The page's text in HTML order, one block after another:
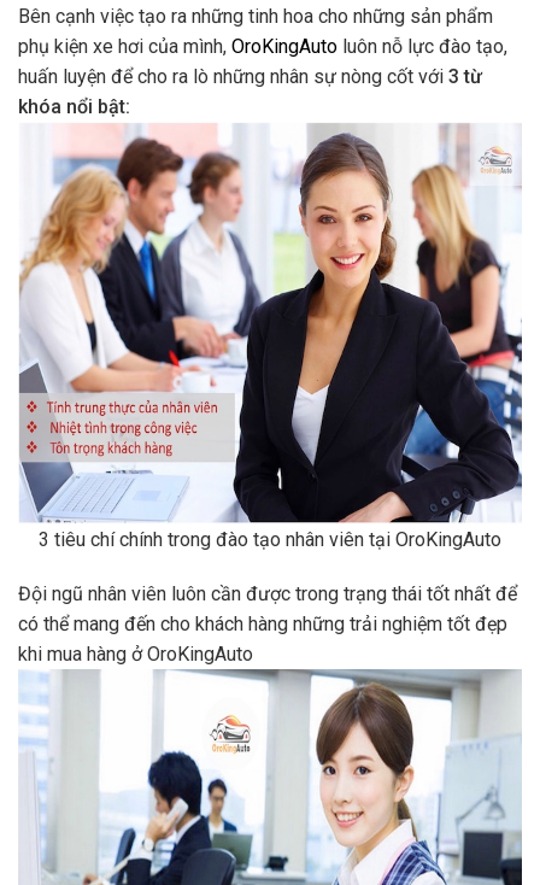
Bên cạnh việc tạo ra những tinh hoa cho những sản phẩm
phụ kiện xe hơi của mình, OroKingAuto luôn nỗ lực đào tạo,
huấn luyện để cho ra lò những nhân sự nòng cốt với 3 từ
khóa nổi bật:
3 tiêu chí chính trong đào tạo nhân viên tại OroKingAuto
Đội ngũ nhân viên luôn cần được trong trạng thái tốt nhất để
có thể mang đến cho khách hàng những trải nghiệm tốt đẹp
khi mua hàng ở OroKingAuto